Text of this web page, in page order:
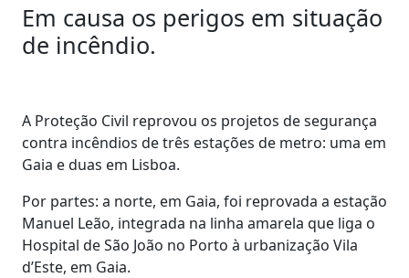
Em causa os perigos em situação
de incêndio.
A Proteção Civil reprovou os projetos de segurança
contra incêndios de três estações de metro: uma em
Gaia e duas em Lisboa.
Por partes: a norte, em Gaia, foi reprovada a estação
Manuel Leão, integrada na linha amarela que liga o
Hospital de São João no Porto à urbanização Vila
d’Este, em Gaia.